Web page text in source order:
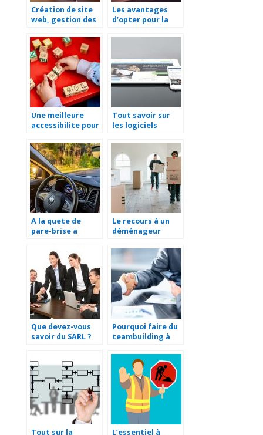
Création de site
web, gestion des
commerce : Les
principaux
services d’une
agence web
Les avantages
d’opter pour la
maintenance
(TMA)
Une meilleure
accessibilite pour
formations!
Tout savoir sur
les logiciels
management
A la quete de
pare-brise a
Le recours à un
déménageur
important
Que devez-vous
savoir du SARL ?
Pourquoi faire du
teambuilding à
Tout sur la
L’essentiel à